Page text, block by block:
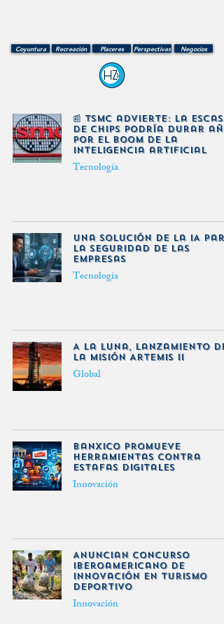
Coyuntura Recreación Placeres Negocios
Perspectivas
📰 TSMC advierte: la
de chips podría durar
por el boom de la
inteligencia artificial
Tecnología
Una solución de la IA
la seguridad de las
empresas
Tecnología
A la Luna, lanzamiento de
la Misión Artemis II
Global
Banxico promueve
herramientas contra
estafas digitales
Innovación
Anuncian concurso
iberoamericano de
innovación en turismo
deportivo
Innovación